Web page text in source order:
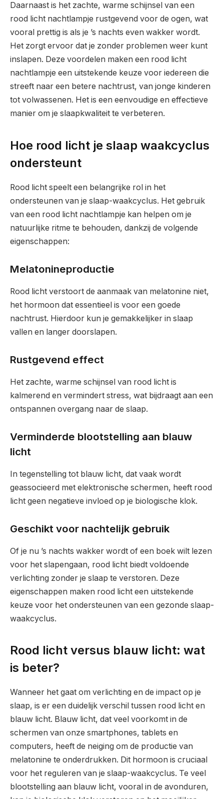
Daarnaast is het zachte, warme schijnsel van een
rood licht nachtlampje rustgevend voor de ogen, wat
vooral prettig is als je ’s nachts even wakker wordt.
Het zorgt ervoor dat je zonder problemen weer kunt
inslapen. Deze voordelen maken een rood licht
nachtlampje een uitstekende keuze voor iedereen die
streeft naar een betere nachtrust, van jonge kinderen
tot volwassenen. Het is een eenvoudige en effectieve
manier om je slaapkwaliteit te verbeteren.
Hoe rood licht je slaap waakcyclus
ondersteunt
Rood licht speelt een belangrijke rol in het
ondersteunen van je slaap-waakcyclus. Het gebruik
van een rood licht nachtlampje kan helpen om je
natuurlijke ritme te behouden, dankzij de volgende
eigenschappen:
Melatonineproductie
Rood licht verstoort de aanmaak van melatonine niet,
het hormoon dat essentieel is voor een goede
nachtrust. Hierdoor kun je gemakkelijker in slaap
vallen en langer doorslapen.
Rustgevend effect
Het zachte, warme schijnsel van rood licht is
kalmerend en vermindert stress, wat bijdraagt aan een
ontspannen overgang naar de slaap.
Verminderde blootstelling aan blauw
licht
In tegenstelling tot blauw licht, dat vaak wordt
geassocieerd met elektronische schermen, heeft rood
licht geen negatieve invloed op je biologische klok.
Geschikt voor nachtelijk gebruik
Of je nu ’s nachts wakker wordt of een boek wilt lezen
voor het slapengaan, rood licht biedt voldoende
verlichting zonder je slaap te verstoren. Deze
eigenschappen maken rood licht een uitstekende
keuze voor het ondersteunen van een gezonde slaap-
waakcyclus.
Rood licht versus blauw licht: wat
is beter?
Wanneer het gaat om verlichting en de impact op je
slaap, is er een duidelijk verschil tussen rood licht en
blauw licht. Blauw licht, dat veel voorkomt in de
schermen van onze smartphones, tablets en
computers, heeft de neiging om de productie van
melatonine te onderdrukken. Dit hormoon is cruciaal
voor het reguleren van je slaap-waakcyclus. Te veel
blootstelling aan blauw licht, vooral in de avonduren,